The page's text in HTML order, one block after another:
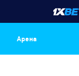
Арена